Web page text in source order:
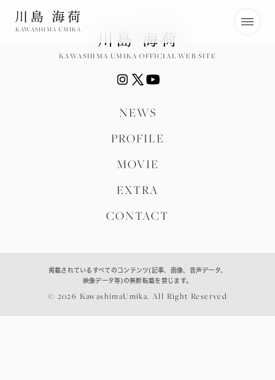
KAWASHIMA UMIKA
KAWASHIMA UMIKA OFFICIAL WEB SITE
NEWS
PROFILE
MOVIE
EXTRA
CONTACT
掲載されているすべてのコンテンツ(記事、画像、音声データ、
映像データ等)の無断転載を禁じます。
© 2026 KawashimaUmika. All Right Reserved